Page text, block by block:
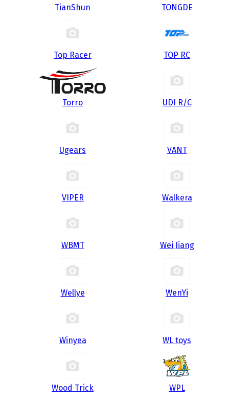
TianShun TONGDE
Top Racer TOP RC
Torro UDI R/С
Ugears VANT
VIPER Walkera
WBMT Wei Jiang
Wellye WenYi
Winyea WL toys
Wood Trick WPL